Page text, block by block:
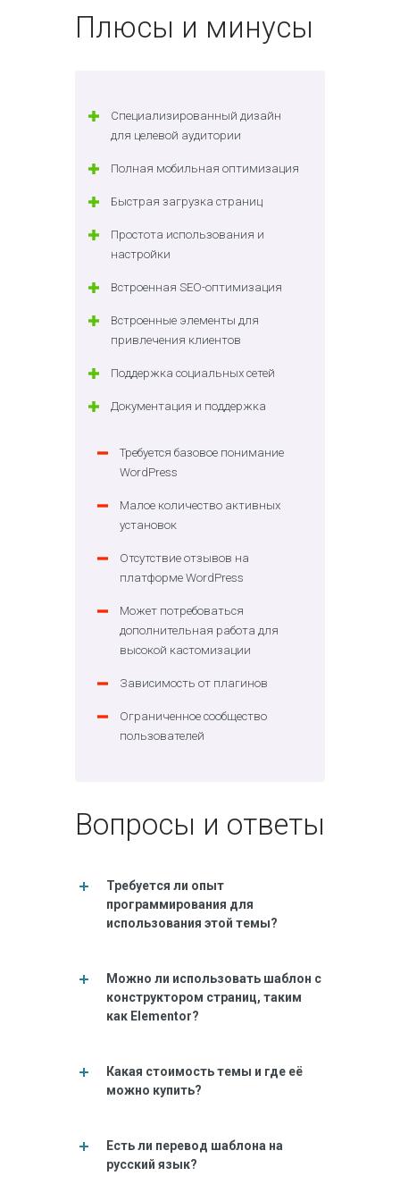
Плюсы и минусы
Специализированный дизайн
для целевой аудитории
Полная мобильная оптимизация
Быстрая загрузка страниц
Простота использования и
настройки
Встроенная SEO-оптимизация
Встроенные элементы для
привлечения клиентов
Поддержка социальных сетей
Документация и поддержка
Требуется базовое понимание
WordPress
Малое количество активных
установок
Отсутствие отзывов на
платформе WordPress
Может потребоваться
дополнительная работа для
высокой кастомизации
Зависимость от плагинов
Ограниченное сообщество
пользователей
Вопросы и ответы
Требуется ли опыт
программирования для
использования этой темы?
Можно ли использовать шаблон с
конструктором страниц, таким
как Elementor?
Какая стоимость темы и где её
можно купить?
Есть ли перевод шаблона на
русский язык?